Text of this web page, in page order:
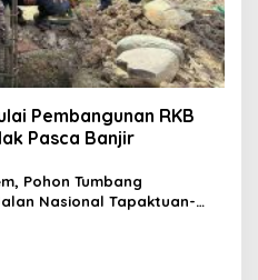
Pembangunan RKB
Pasca Banjir
Pohon Tumbang
Nasional Tapaktuan-